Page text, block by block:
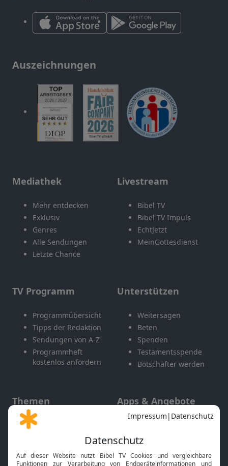
Auszeichnungen
Mediathek
Mehr entdecken
Exklusiv
Genres
Alle Sendungen
Letzte Chance
Livestream
Bibel TV
Bibel TV Impuls
EchtJetzt
MeinGottesdienst
TV Programm
Programmübersicht
Tipps der Redaktion
Sendungen von A-Z
Programmheft
kostenlos anfordern
Unterstützen
Weitersagen
Beten
Spenden
Testamentsspende
Botschafter werden
Themen
Gott und Bibel erklärt
Neuigkeiten
Apps & Angebote
Mobile App
Smart TV